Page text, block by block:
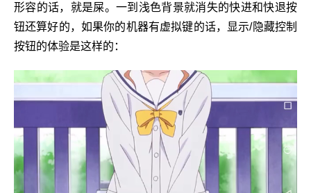
形容的话，就是屎。一到浅色背景就消失的快进和快退按
钮还算好的，如果你的机器有虚拟键的话，显示/隐藏控制
按钮的体验是这样的：